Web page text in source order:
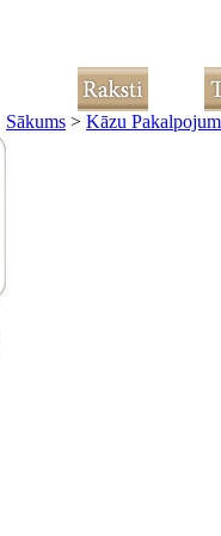
Sākums > Kāzu